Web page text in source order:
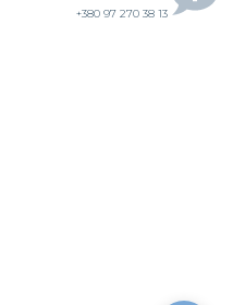
+380 97 270 38 13